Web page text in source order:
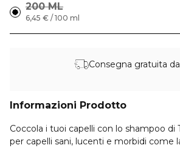
200 ML
6,45 € / 100 ml
Consegna gratuita
Informazioni Prodotto
Coccola i tuoi capelli con lo shampoo di
per capelli sani, lucenti e morbidi come